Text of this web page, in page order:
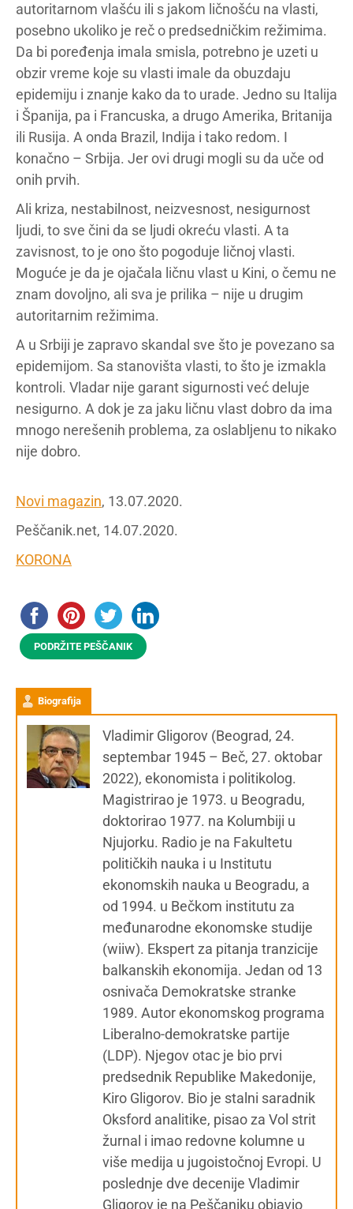
autoritarnom vlašću ili s jakom ličnošću na vlasti,
posebno ukoliko je reč o predsedničkim režimima.
Da bi poređenja imala smisla, potrebno je uzeti u
obzir vreme koje su vlasti imale da obuzdaju
epidemiju i znanje kako da to urade. Jedno su Italija
i Španija, pa i Francuska, a drugo Amerika, Britanija
ili Rusija. A onda Brazil, Indija i tako redom. I
konačno – Srbija. Jer ovi drugi mogli su da uče od
onih prvih.
Ali kriza, nestabilnost, neizvesnost, nesigurnost
ljudi, to sve čini da se ljudi okreću vlasti. A ta
zavisnost, to je ono što pogoduje ličnoj vlasti.
Moguće je da je ojačala ličnu vlast u Kini, o čemu ne
znam dovoljno, ali sva je prilika – nije u drugim
autoritarnim režimima.
A u Srbiji je zapravo skandal sve što je povezano sa
epidemijom. Sa stanovišta vlasti, to što je izmakla
kontroli. Vladar nije garant sigurnosti već deluje
nesigurno. A dok je za jaku ličnu vlast dobro da ima
mnogo nerešenih problema, za oslabljenu to nikako
nije dobro.
Novi magazin, 13.07.2020.
Peščanik.net, 14.07.2020.
KORONA
PODRŽITE PEŠČANIK
Biografija
Vladimir Gligorov (Beograd, 24.
septembar 1945 – Beč, 27. oktobar
2022), ekonomista i politikolog.
Magistrirao je 1973. u Beogradu,
doktorirao 1977. na Kolumbiji u
Njujorku. Radio je na Fakultetu
političkih nauka i u Institutu
ekonomskih nauka u Beogradu, a
od 1994. u Bečkom institutu za
međunarodne ekonomske studije
(wiiw). Ekspert za pitanja tranzicije
balkanskih ekonomija. Jedan od 13
osnivača Demokratske stranke
1989. Autor ekonomskog programa
Liberalno-demokratske partije
(LDP). Njegov otac je bio prvi
predsednik Republike Makedonije,
Kiro Gligorov. Bio je stalni saradnik
Oksford analitike, pisao za Vol strit
žurnal i imao redovne kolumne u
više medija u jugoistočnoj Evropi. U
poslednje dve decenije Vladimir
Gligorov je na Peščaniku objavio